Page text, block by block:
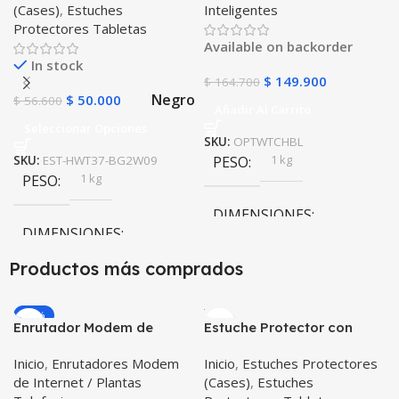
(Cases), Estuches
Protectores Tabletas
In stock
$56.600 $ 50.000 Negro
SKU: EST-HWT37-BG2W09
PESO 1 kg
DIMENSIONES
20 × 20 × 20 cm
COLOR Negro
Iwo 10 12) Compatible
Android y iPhone
Inteligentes
Available on backorder
$164.700 $ 149.900
SKU: OPTWTCHBL
PESO 1 kg
DIMENSIONES
20 × 20 × 20 cm
Productos más comprados
-20%
Enrutador Modem de
Libre Todo Operador 4G
LTE SIMCARD
Inicio, Enrutadores Modem
de Internet / Plantas
Estuche Protector con
Tablet Samsung Galaxy
Tab A8 10.5 2021 – 2022
Inicio, Estuches Protectores
(Cases), Estuches